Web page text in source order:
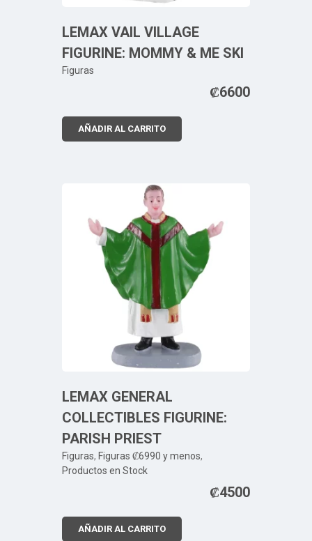
LEMAX VAIL VILLAGE
FIGURINE: MOMMY & ME SKI
Figuras
₡6600
AÑADIR AL CARRITO
LEMAX GENERAL
COLLECTIBLES FIGURINE:
PARISH PRIEST
Figuras, Figuras ₡6990 y menos,
Productos en Stock
₡4500
AÑADIR AL CARRITO